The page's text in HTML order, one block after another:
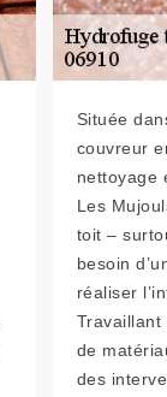
Située
couvreur
nettoyage
Les
toit –
besoin
réaliser
de
des